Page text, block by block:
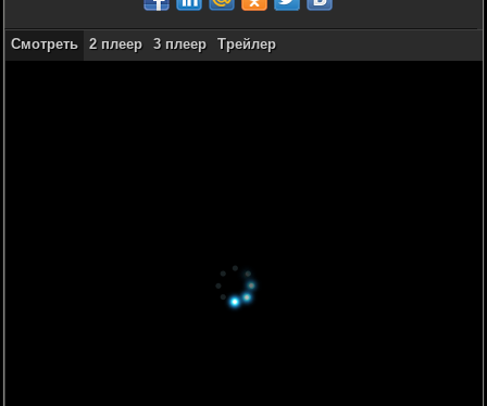
Смотреть 2 плеер 3 плеер Трейлер